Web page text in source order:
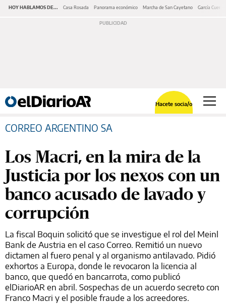
HOY HABLAMOS DE... Casa Rosada Panorama económico Marcha de San Cayetano García Cuerva
Hacete socia/o
CORREO ARGENTINO SA
Los Macri, en la mira de la
Justicia por los nexos con un
banco acusado de lavado y
corrupción
La fiscal Boquin solicitó que se investigue el rol del Meinl
Bank de Austria en el caso Correo. Remitió un nuevo
dictamen al fuero penal y al organismo antilavado. Pidió
exhortos a Europa, donde le revocaron la licencia al
banco, que quedó en bancarrota, como publicó
elDiarioAR en abril. Sospechas de un acuerdo secreto con
Franco Macri y el posible fraude a los acreedores.